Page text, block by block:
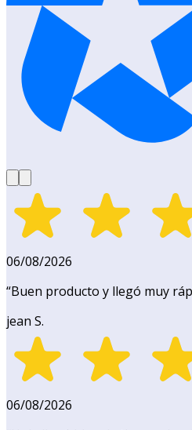
06/08/2026
“Buen producto y llegó muy
jean S.
06/08/2026